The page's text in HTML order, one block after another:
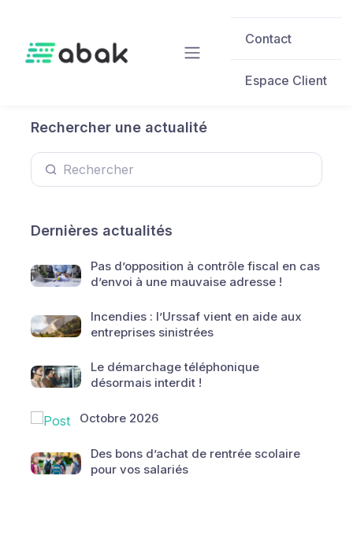
Contact
Espace Client
Rechercher une actualité
Dernières actualités
Pas d’opposition à contrôle fiscal en cas
d’envoi à une mauvaise adresse !
Incendies : l’Urssaf vient en aide aux
entreprises sinistrées
Le démarchage téléphonique
désormais interdit !
Octobre 2026
Des bons d’achat de rentrée scolaire
pour vos salariés